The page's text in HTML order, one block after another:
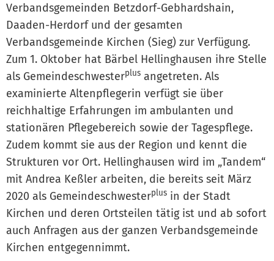
Verbandsgemeinden Betzdorf-Gebhardshain,
Daaden-Herdorf und der gesamten
Verbandsgemeinde Kirchen (Sieg) zur Verfügung.
Zum 1. Oktober hat Bärbel Hellinghausen ihre Stelle
als Gemeindeschwesterplus angetreten. Als
examinierte Altenpflegerin verfügt sie über
reichhaltige Erfahrungen im ambulanten und
stationären Pflegebereich sowie der Tagespflege.
Zudem kommt sie aus der Region und kennt die
Strukturen vor Ort. Hellinghausen wird im „Tandem“
mit Andrea Keßler arbeiten, die bereits seit März
2020 als Gemeindeschwesterplus in der Stadt
Kirchen und deren Ortsteilen tätig ist und ab sofort
auch Anfragen aus der ganzen Verbandsgemeinde
Kirchen entgegennimmt.